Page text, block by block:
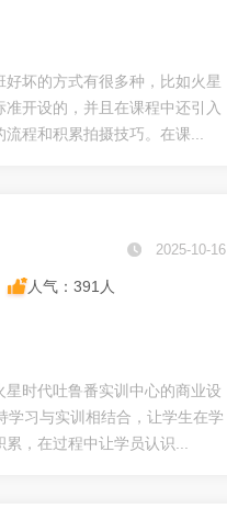
坏的方式有很多种，比如火星
开设的，并且在课程中还引入
程和积累拍摄技巧。在课...
2025-10-16
人气：391人
时代吐鲁番实训中心的商业设
学习与实训相结合，让学生在学
，在过程中让学员认识...